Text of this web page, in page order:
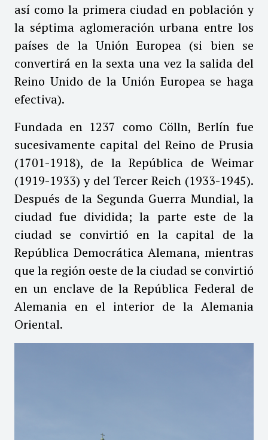
así como la primera ciudad en población y
la séptima aglomeración urbana entre los
países de la Unión Europea (si bien se
convertirá en la sexta una vez la salida del
Reino Unido de la Unión Europea se haga
efectiva).
Fundada en 1237 como Cölln, Berlín fue
sucesivamente capital del Reino de Prusia
(1701-1918), de la República de Weimar
(1919-1933) y del Tercer Reich (1933-1945).
Después de la Segunda Guerra Mundial, la
ciudad fue dividida; la parte este de la
ciudad se convirtió en la capital de la
República Democrática Alemana, mientras
que la región oeste de la ciudad se convirtió
en un enclave de la República Federal de
Alemania en el interior de la Alemania
Oriental.